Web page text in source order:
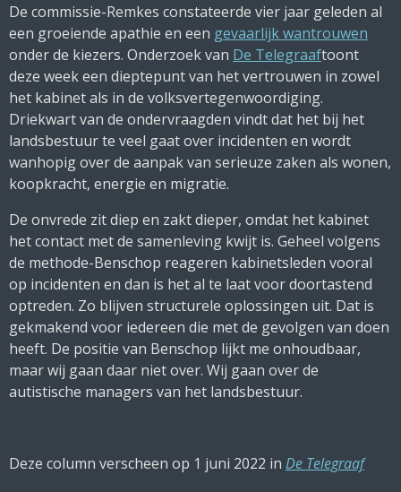
De commissie-Remkes constateerde vier jaar geleden al
een groeiende apathie en een gevaarlijk wantrouwen
onder de kiezers. Onderzoek van De Telegraaftoont
deze week een dieptepunt van het vertrouwen in zowel
het kabinet als in de volksvertegenwoordiging.
Driekwart van de ondervraagden vindt dat het bij het
landsbestuur te veel gaat over incidenten en wordt
wanhopig over de aanpak van serieuze zaken als wonen,
koopkracht, energie en migratie.
De onvrede zit diep en zakt dieper, omdat het kabinet
het contact met de samenleving kwijt is. Geheel volgens
de methode-Benschop reageren kabinetsleden vooral
op incidenten en dan is het al te laat voor doortastend
optreden. Zo blijven structurele oplossingen uit. Dat is
gekmakend voor iedereen die met de gevolgen van doen
heeft. De positie van Benschop lijkt me onhoudbaar,
maar wij gaan daar niet over. Wij gaan over de
autistische managers van het landsbestuur.
Deze column verscheen op 1 juni 2022 in De Telegraaf